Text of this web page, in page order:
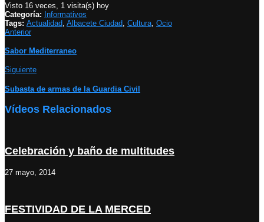
Visto 16 veces, 1 visita(s) hoy
Categoría: Informativos
Tags: Actualidad Albacete Ciudad Cultura Ocio
Anterior
Sabor Mediterraneo
Siguiente
Subasta de armas de la Guardia Civil
Vídeos Relacionados
Celebración y baño de multitudes
27 mayo, 2014
FESTIVIDAD DE LA MERCED